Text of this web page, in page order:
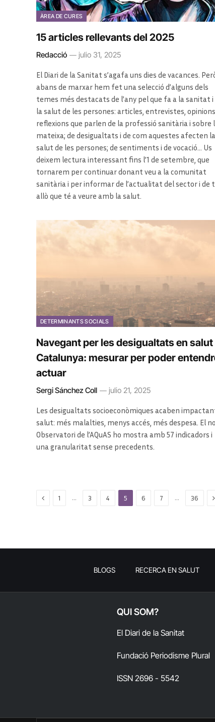
ÀREA DE CURES
15 articles rellevants del 2025
Redacció julio 31, 2025
El Diari de la Sanitat s’agafa uns dies de vacances.
abans de marxar hem fet una selecció d’alguns dels
temes més destacats de l’any pel que fa a la sanitat i
la salut de les persones: articles, entrevistes,
reflexions que parlen de la professió sanitària i sobre
mateixa; de desigualtats i de com aquestes afecten la
salut de les persones; de sentiments i de vocació… Us
deixem lectura interessant fins l’1 de setembre, que
tornarem per continuar donant veu a la comunitat
sanitària i per informar de l’actualitat del sector i de
allò que té a veure amb la salut.
DETERMINANTS SOCIALS
Navegant per les desigualtats en salut
Catalunya: mesurar per poder
actuar
Sergi Sánchez Coll julio 21, 2025
Les desigualtats socioeconòmiques acaben
salut: més malalties, menys accés, més despesa. El
Observatori de l’AQuAS ho mostra amb 57 indicadors i
una granularitat sense precedents.
Previous
1 3 4 5 6 7 36
BLOGS RECERCA EN SALUT
QUI SOM?
El Diari de la Sanitat
Fundació Periodisme Plural
ISSN 2696 - 5542